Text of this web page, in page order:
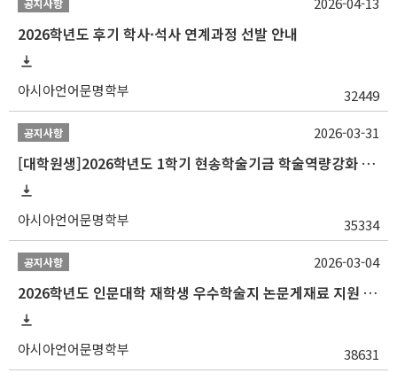
공지사항
2026학년도 후기 학사·석사 연계과정 선발 안내
아시아언어문명학부 32449
공지사항
[대학원생]2026학년도 1학기 현송학술기금 학술역량강화 사업 안내
아시아언어문명학부 35334
2026-03-31
공지사항
2026학년도 인문대학 재학생 우수학술지 논문게재료 지원 안내
아시아언어문명학부 38631
2026-03-04